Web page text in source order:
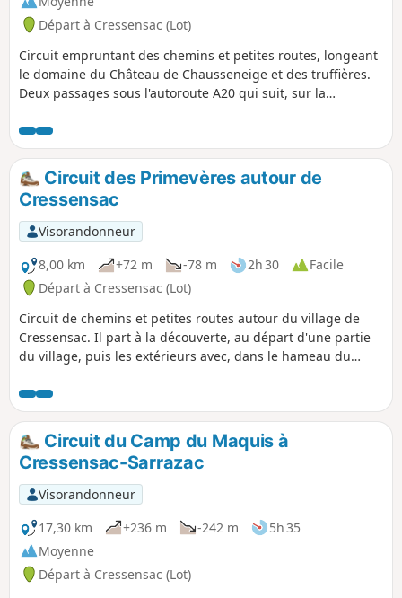
Départ à Cressensac (Lot)
Circuit empruntant des chemins et petites routes, longeant
le domaine du Château de Chausseneige et des truffières.
Deux passages sous l'autoroute A20 qui suit, sur la
souterraine suite à un tremblement de terre au XVème
siècle.
Circuit des Primevères autour de
Cressensac
Visorandonneur
8,00 km
+72 m -78 m 2h 30
Facile
Départ à Cressensac (Lot)
Circuit de chemins et petites routes autour du village de
Cressensac. Il part à la découverte, au départ d'une partie
du village, puis les extérieurs avec, dans le hameau du
faible dénivelé.
Circuit du Camp du Maquis à
Cressensac-Sarrazac
Visorandonneur
17,30 km
+236 m -242 m
5h 35
Moyenne
Départ à Cressensac (Lot)